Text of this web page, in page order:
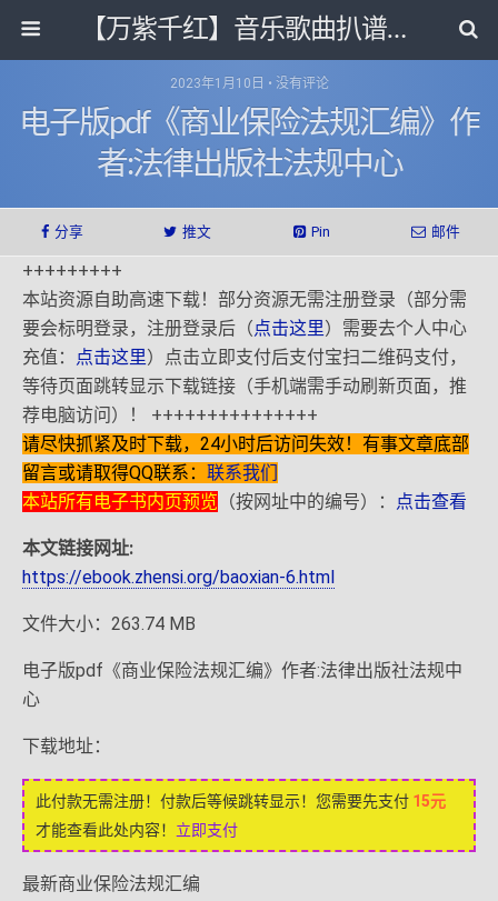
【万紫千红】音乐歌曲扒谱打带和电子书影视剧资源网
2023年1月10日 • 没有评论
电子版pdf《商业保险法规汇编》作
者:法律出版社法规中心
分享 推文 Pin 邮件
+++++++++
本站资源自助高速下载！部分资源无需注册登录（部分需
要会标明登录，注册登录后（点击这里）需要去个人中心
充值：
点击这里）点击立即支付后支付宝扫二维码支付，
等待页面跳转显示下载链接（手机端需手动刷新页面，推
荐电脑访问）！ +++++++++++++++
请尽快抓紧及时下载，24小时后访问失效！有事文章底部
留言或请取得QQ联系： 联系我们
本站所有电子书内页预览 （按网址中的编号）： 点击查看
本文链接网址:
https://ebook.zhensi.org/baoxian-6.html
文件大小：263.74 MB
电子版pdf《商业保险法规汇编》作者:法律出版社法规中
心
下载地址：
此付款无需注册！付款后等候跳转显示！您需要先支付 15元
才能查看此处内容！ 立即支付
最新商业保险法规汇编